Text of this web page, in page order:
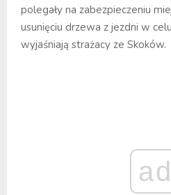
polegały na zabezpieczeniu
usunięciu drzewa z jezdni w
wyjaśniają strażacy ze Skoków.
ad